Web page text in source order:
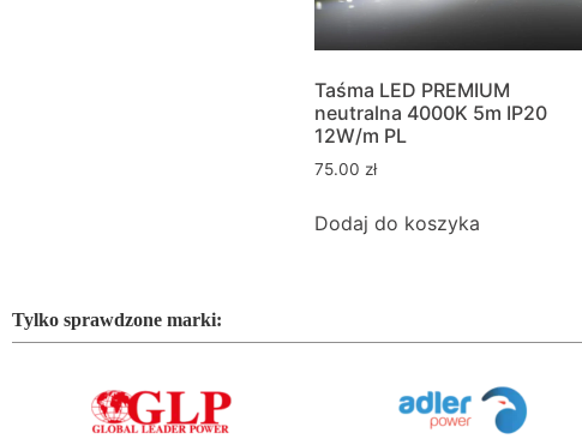
Taśma LED PREMIUM
neutralna 4000K 5m IP20
12W/m PL
75.00 zł
Dodaj do koszyka
Tylko sprawdzone marki: